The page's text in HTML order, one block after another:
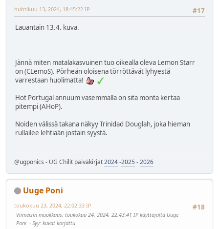
#17
huhtikuu 13, 2024, 18:45:22 IP
Lauantain 13.4. kuva.
Jännä miten matalakasvuinen tuo oikealla oleva Lemon Starr
on (CLemoS). Pörheän oloisena törröttävät lyhyestä
varrestaan huolimatta!
Hot Portugal annuum vasemmalla on sitä monta kertaa
pitempi (AHoP).
Noiden välissä takana näkyy Trinidad Douglah, joka hieman
rullailee lehtiään jostain syystä.
@ugponics - UG Chilit päiväkirjat2024-2025 -2026
Uuge Poni
#18
toukokuu 23, 2024, 22:02:33 IP
Viimeisin muokkaus: toukokuu 24, 2024, 22:43:41 IP käyttäjältä Uuge
Poni
Syy: kuvat korjattu